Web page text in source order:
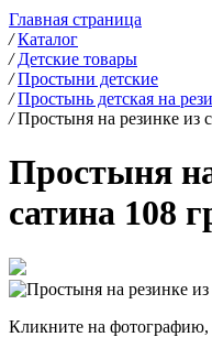
Главная страница
/ Каталог
/ Детские товары
/ Простыни детские
/ Простынь детская на
/ Простыня на резинке из
Простыня
сатина 108
Кликните на фотографию,